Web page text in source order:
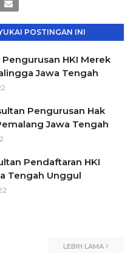
POSTINGAN INI
Pengurusan HKI Merek
Jawa Tengah
Pengurusan Hak
Jawa Tengah
Pendaftaran HKI
Tengah Unggul
LEBIH LAMA